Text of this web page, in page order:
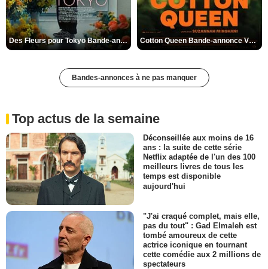
Des Fleurs pour Tokyo Bande-annonce VO STFR Cotton Queen Bande-annonce VO STFR
Bandes-annonces à ne pas manquer
Top actus de la semaine
Déconseillée aux moins de 16
ans : la suite de cette série
Netflix adaptée de l'un des 100
meilleurs livres de tous les
temps est disponible
aujourd'hui
"J'ai craqué complet, mais elle,
pas du tout" : Gad Elmaleh est
tombé amoureux de cette
actrice iconique en tournant
cette comédie aux 2 millions de
spectateurs